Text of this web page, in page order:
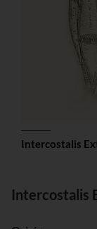
Intercostalis
Intercostalis